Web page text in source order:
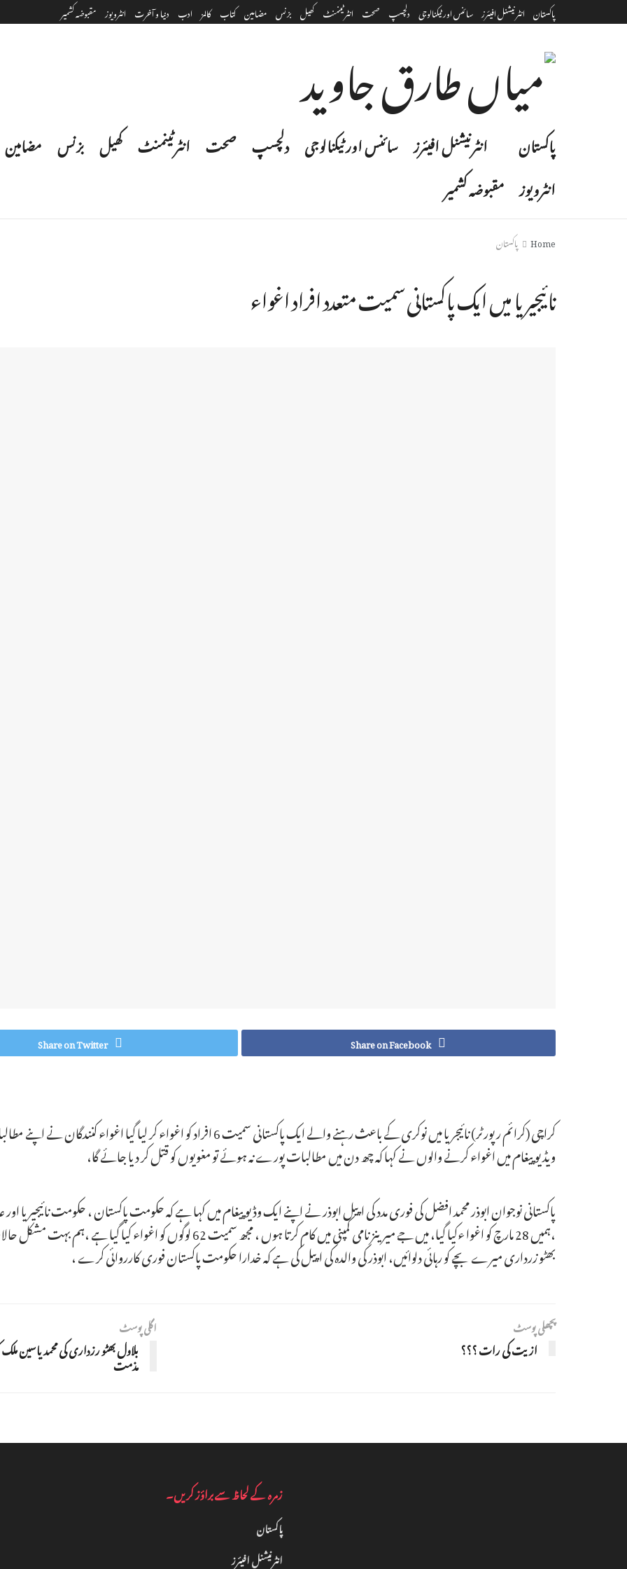
پاکستان انٹرنیشنل افیئرز سائنس اور ٹیکنالوجی دلچسپ صحت انٹرٹینمنٹ‎ کھیل بزنس مضامین کتاب کالمز ادب دنیا و آخرت انٹرویوز مقبوضہ کشمیر
پاکستان انٹرنیشنل افیئرز سائنس اور ٹیکنالوجی دلچسپ صحت انٹرٹینمنٹ‎ کھیل بزنس مضامین
انٹرویوز مقبوضہ کشمیر
Home پاکستان
نا ئیجیریا میں ایک پاکستانی سمیت متعدد افراد اغواء
Share on Facebook
Share on Twitter
کراچی (کرائم رپورٹر) نائیجریا میں نوکری کے باعث رہنے والے ایک پاکستانی سمیت 6
ویڈیو پیغام میں اغواء کرنے والوں نے کہا کہ چھ دن میں مطالبات پورے نہ ہوئے تو مغویوں کو قتل کر دیا جائے گا،
پاکستانی نوجوان ابوذر محمد افضل کی فوری مدد کی اپیل ابوذر نے اپنے ایک وڈیو پیغام میں کہا ہے کہ حکومت پاکستان ، حکومت نائیجیریا
،ہمیں 28 مارچ کو اغوا ءکیا گیا، میں جے میرینز نامی کمپنی میں کام کرتا ہوں ،
بھٹو زرداری میرے بچے کو رہائی دلوائیں، ابوذر کی والدہ کی اپیل کی ہے کہ خدارا حکومت پاکستان فوری کارروائی کرے ،
پچھلی پوسٹ
ازیت کی رات ؟؟؟
اگلی پوسٹ
بلاول بھٹو رزداری کی محمد یاسین
مذمت
زمرہ کے لحاظ سے براؤز کریں۔
پاکستان
انٹرنیشنل افیئرز